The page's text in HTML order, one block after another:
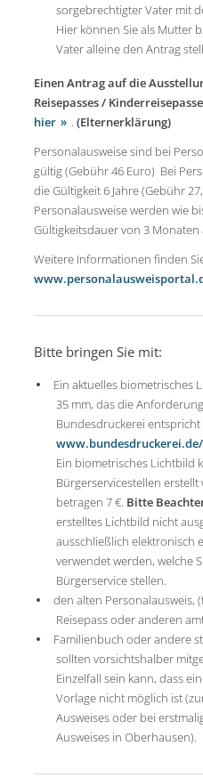
sorgebrechtigter Vater mit
Hier können Sie als Mutter
Vater alleine den Antrag
Einen Antrag auf die
Reisepasses /
hier
. (Elternerklärung)
Personalausweise sind bei
gültig (Gebühr 46 Euro) Bei
die Gültigkeit 6 Jahre (Gebühr
Personalausweise werden wie
Gültigkeitsdauer von 3 Monaten
Weitere Informationen finden
Bitte bringen Sie mit:
Ein aktuelles biometrisches
35 mm, das die
Bundesdruckerei entspricht
www.bundesdruckerei.de/
Ein biometrisches Lichtbild
Bürgerservicestellen
betragen 7 €. Bitte
erstelltes Lichtbild nicht
ausschließlich elektronisch
verwendet werden, welche
Bürgerservice stellen.
den alten Personalausweis,
Reisepass oder anderen
Familienbuch oder andere
sollten vorsichtshalber
Einzelfall sein kann, dass
Vorlage nicht möglich ist
Ausweises oder bei
Ausweises in Oberhausen).